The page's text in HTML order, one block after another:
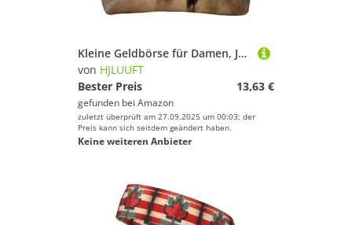
Kleine Geldbörse für Damen, Jagd, Hirsch, Bär, Elch, Geldbörse, Geldbörse, Münzgeldbörse für Damen, kleine Damen-Geldbörse, mit Reißverschluss und Kussschloss, Schwarz, Einheitsgröße, Art Deco
von HJLUUFT
Bester Preis
13,63 €
gefunden bei Amazon
zuletzt überprüft am 27.09.2025 um 00:03; der
Preis kann sich seitdem geändert haben.
Keine weiteren Anbieter